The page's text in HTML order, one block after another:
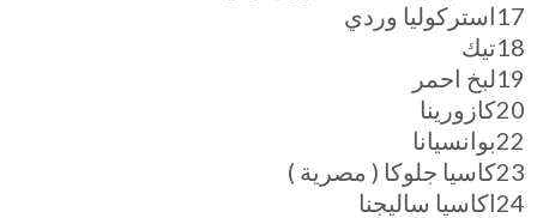
17استركوليا وردي
18تيك
19لبخ احمر
20كازورينا
22بوانسيانا
23كاسيا جلوكا ( مصرية )
24اكاسيا ساليجنا